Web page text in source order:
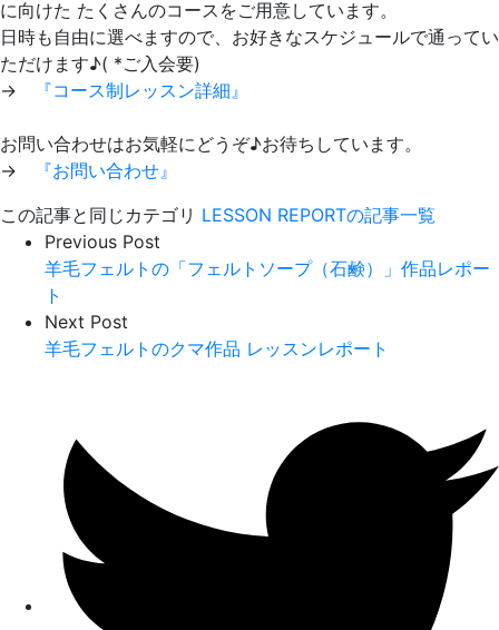
に向けた たくさんのコースをご用意しています。
日時も自由に選べますので、お好きなスケジュールで通ってい
ただけます♪( *ご入会要)
→
『コース制レッスン詳細』
お問い合わせはお気軽にどうぞ♪お待ちしています。
→
『お問い合わせ』
この記事と同じカテゴリ LESSON REPORTの記事一覧
Previous Post
羊毛フェルトの「フェルトソープ（石鹸）」作品レポー
ト
Next Post
羊毛フェルトのクマ作品 レッスンレポート